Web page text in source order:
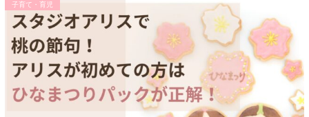
子育て・育児